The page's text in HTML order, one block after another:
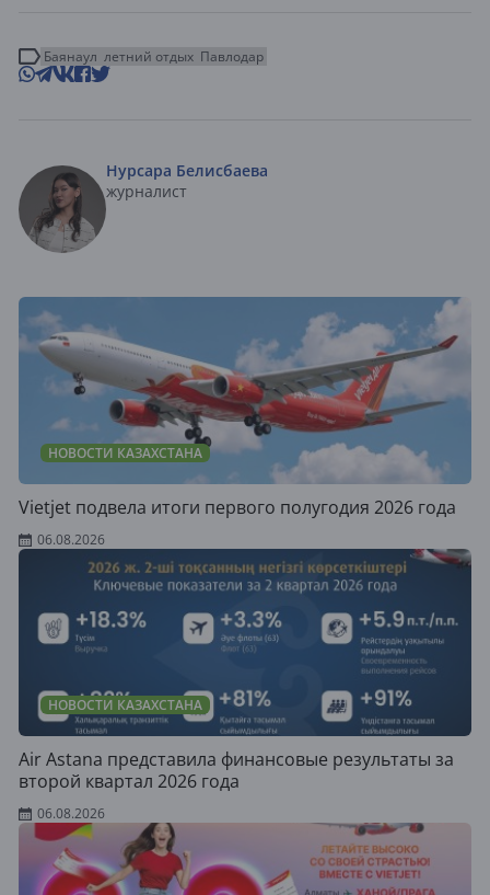
Баянаул летний отдых Павлодар
Нурсара Белисбаева
журналист
НОВОСТИ КАЗАХСТАНА
Vietjet подвела итоги первого полугодия 2026 года
06.08.2026
НОВОСТИ КАЗАХСТАНА
Air Astana представила финансовые результаты за
второй квартал 2026 года
06.08.2026